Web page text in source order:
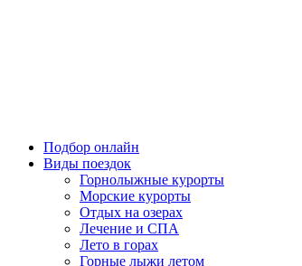
Подбор онлайн
Виды поездок
Горнолыжные курорты
Морские курорты
Отдых на озерах
Лечение и СПА
Лето в горах
Горные лыжи летом